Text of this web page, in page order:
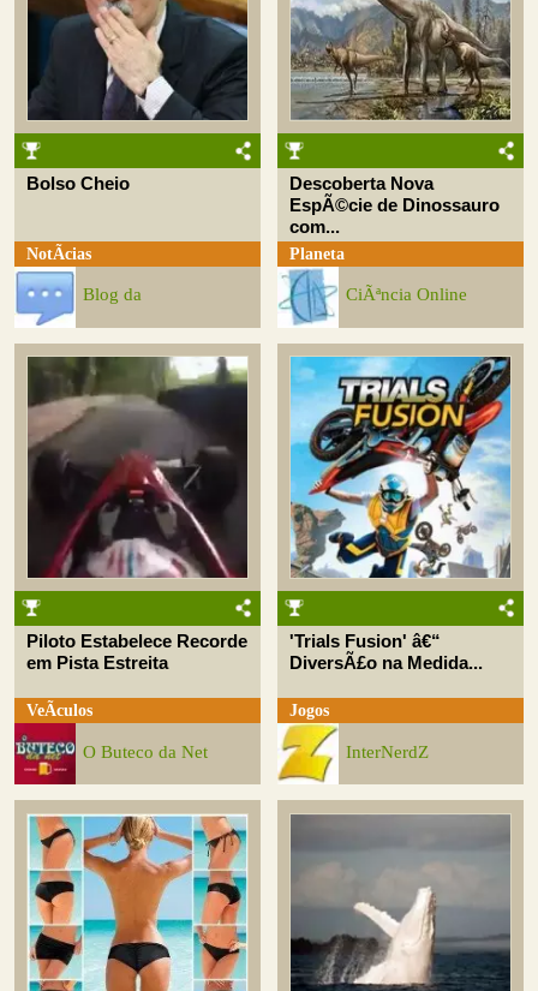
Bolso Cheio
NotÃ­cias
Blog da
Descoberta Nova
EspÃ©cie de Dinossauro
com...
Planeta
CiÃªncia Online
Piloto Estabelece Recorde
em Pista Estreita
VeÃ­culos
O Buteco da Net
'Trials Fusion' â€“
DiversÃ£o na Medida...
Jogos
InterNerdZ